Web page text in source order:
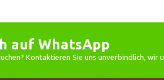
auf WhatsApp
Kontaktieren Sie uns unverbindlich,